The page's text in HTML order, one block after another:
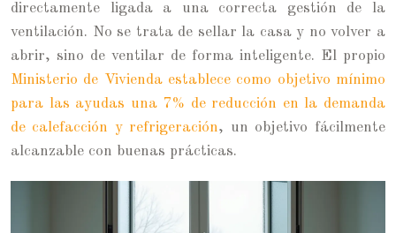
directamente ligada a una correcta gestión de la
ventilación. No se trata de sellar la casa y no volver a
abrir, sino de ventilar de forma inteligente. El propio
Ministerio de Vivienda establece como objetivo mínimo
para las ayudas una 7% de reducción en la demanda
de calefacción y refrigeración, un objetivo fácilmente
alcanzable con buenas prácticas.